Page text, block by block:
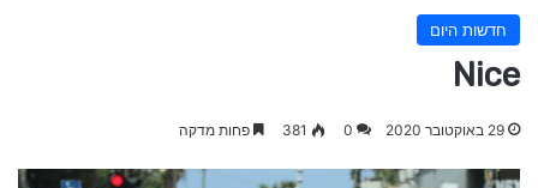
חדשות היום
Nice
29 באוקטובר 2020 0
381 פחות מדקה